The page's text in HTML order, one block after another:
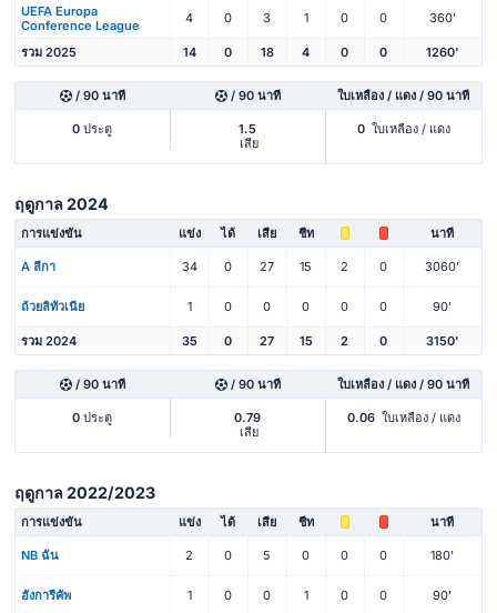
UEFA Europa
Conference League
4 0 3 1 0 0 360'
รวม 2025 14 0 18 4 0 0 1260'
/ 90 นาที / 90 นาที ใบเหลือง / แดง / 90 นาที
0 ประตู
1.5
เสีย
0 ใบเหลือง / แดง
ฤดูกาล 2024
การแข่งขัน แข่ง ได้ เสีย ชีท นาที
A ลีกา 34 0 27 15 2 0 3060'
ถ้วยลิทัวเนีย 1 0 0 0 0 0 90'
รวม 2024 35 0 27 15 2 0 3150'
/ 90 นาที / 90 นาที ใบเหลือง / แดง / 90 นาที
0 ประตู
0.79
เสีย
0.06 ใบเหลือง / แดง
ฤดูกาล 2022/2023
การแข่งขัน แข่ง ได้ เสีย ชีท นาที
NB ฉัน 2 0 5 0 0 0 180'
ฮังการีคัพ 1 0 0 1 0 0 90'